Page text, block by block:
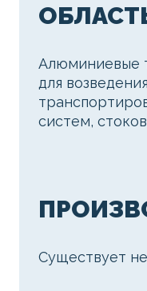
Алюминиевые
для
систем,
Существует